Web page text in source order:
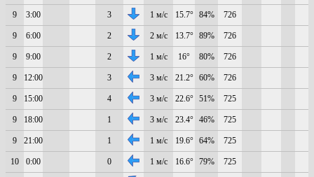
9 3:00 3 1 м/с 15.7° 84% 726
9 6:00 2 2 м/с 13.7° 89% 726
9 9:00 2 1 м/с 16° 80% 726
9 12:00 3 3 м/с 21.2° 60% 726
9 15:00 4 3 м/с 22.6° 51% 725
9 18:00 1 3 м/с 23.4° 46% 725
9 21:00 1 1 м/с 19.6° 64% 725
10 0:00 0 1 м/с 16.6° 79% 725